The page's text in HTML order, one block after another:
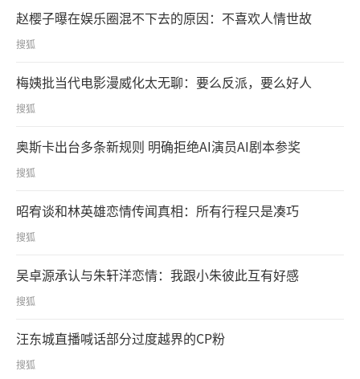
赵樱子曝在娱乐圈混不下去的原因：不喜欢人情世故
搜狐
梅姨批当代电影漫威化太无聊：要么反派，要么好人
搜狐
奥斯卡出台多条新规则 明确拒绝AI演员AI剧本参奖
搜狐
昭宥谈和林英雄恋情传闻真相：所有行程只是凑巧
搜狐
吴卓源承认与朱轩洋恋情：我跟小朱彼此互有好感
搜狐
汪东城直播喊话部分过度越界的CP粉
搜狐